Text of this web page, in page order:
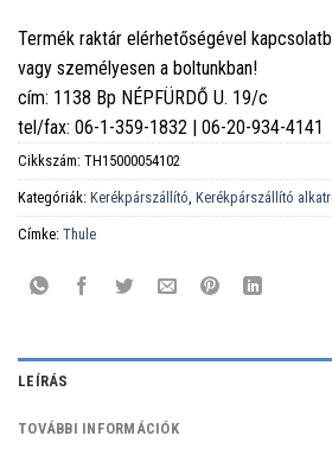
Termék raktár elérhetőségével
vagy személyesen a boltunkban!
cím: 1138 Bp NÉPFÜRDŐ U. 19/c
tel/fax: 06-1-359-1832 | 06-20-934-4141
Cikkszám: TH15000054102
Kategóriák: Kerékpárszállító, Kerékpárszállító
Címke: Thule
LEÍRÁS
TOVÁBBI INFORMÁCIÓK